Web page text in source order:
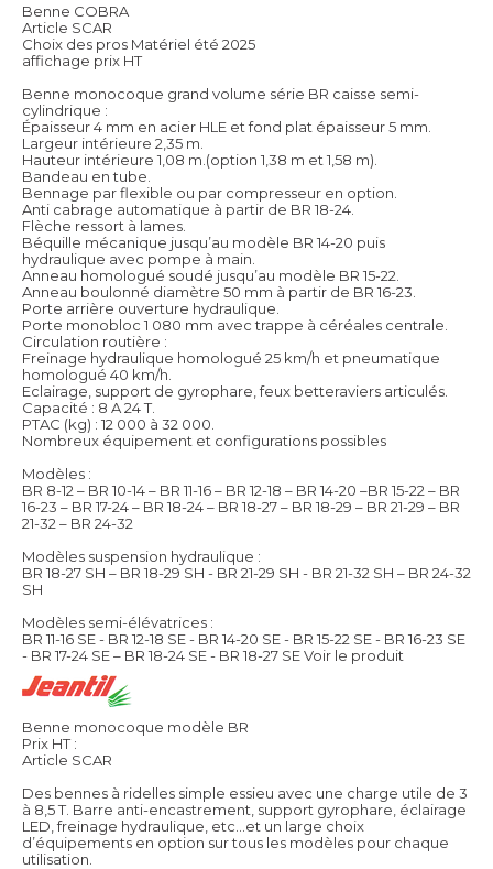
Benne COBRA
Article SCAR
Choix des pros Matériel été 2025
affichage prix HT
Benne monocoque grand volume série BR caisse semi-
cylindrique :
Épaisseur 4 mm en acier HLE et fond plat épaisseur 5 mm.
Largeur intérieure 2,35 m.
Hauteur intérieure 1,08 m.(option 1,38 m et 1,58 m).
Bandeau en tube.
Bennage par flexible ou par compresseur en option.
Anti cabrage automatique à partir de BR 18-24.
Flèche ressort à lames.
Béquille mécanique jusqu’au modèle BR 14-20 puis
hydraulique avec pompe à main.
Anneau homologué soudé jusqu’au modèle BR 15-22.
Anneau boulonné diamètre 50 mm à partir de BR 16-23.
Porte arrière ouverture hydraulique.
Porte monobloc 1 080 mm avec trappe à céréales centrale.
Circulation routière :
Freinage hydraulique homologué 25 km/h et pneumatique
homologué 40 km/h.
Eclairage, support de gyrophare, feux betteraviers articulés.
Capacité : 8 A 24 T.
PTAC (kg) : 12 000 à 32 000.
Nombreux équipement et configurations possibles
Modèles :
BR 8-12 – BR 10-14 – BR 11-16 – BR 12-18 – BR 14-20 –BR 15-22 – BR
16-23 – BR 17-24 – BR 18-24 – BR 18-27 – BR 18-29 – BR 21-29 – BR
21-32 – BR 24-32
Modèles suspension hydraulique :
BR 18-27 SH – BR 18-29 SH - BR 21-29 SH - BR 21-32 SH – BR 24-32
SH
Modèles semi-élévatrices :
BR 11-16 SE - BR 12-18 SE - BR 14-20 SE - BR 15-22 SE - BR 16-23 SE
- BR 17-24 SE – BR 18-24 SE - BR 18-27 SEVoir le produit
Benne monocoque modèle BR
Prix HT :
Article SCAR
Des bennes à ridelles simple essieu avec une charge utile de 3
à 8,5 T. Barre anti-encastrement, support gyrophare, éclairage
LED, freinage hydraulique, etc...et un large choix
d’équipements en option sur tous les modèles pour chaque
utilisation.